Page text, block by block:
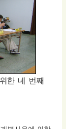
한 네 번째